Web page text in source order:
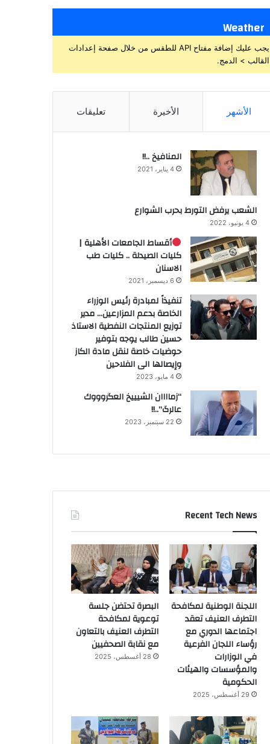
Weather
يجب عليك إضافة مفتاح API للطقس من خلال صفحة إعدادات
القالب > الدمج.
الأشهر الأخيرة تعليقات
المنافيخ ..!!
4 يناير، 2021
الشعب يرفض التورط بحرب الشوارع
4 يونيو، 2022
أقساط الجامعات الأهلية |
كليات الصيدلة .. كليات طب
الاسنان
6 ديسمبر، 2021
تنفيذاً لمبادرة رئيس الوزراء
الخاصة بدعم المزارعين… مدير
توزيع المنتجات النفطية الاستاذ
حسين طالب يوجه بتوفير
حوضيات خاصة لنقل مادة الكاز
وإيصالها الى الفلاحين
4 مايو، 2023
“زماااان الشيييخ العگروووك
عالرگ”..!!
22 سبتمبر، 2023
Recent Tech News
اللجنة الوطنية لمكافحة
التطرف العنيف تعقد
اجتماعها الدوري مع
رؤساء اللجان الفرعية
في الوزارات
والمؤسسات والهيئات
الحكومية
29 أغسطس، 2025
البصرة تحتضن جلسة
توعوية لمكافحة
التطرف العنيف بالتعاون
مع نقابة الصحفيين
28 أغسطس، 2025